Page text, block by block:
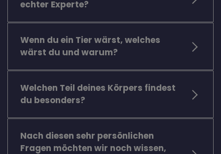
echter Experte?
Wenn du ein Tier wärst, welches
wärst du und warum?
Welchen Teil deines Körpers findest
du besonders?
Nach diesen sehr persönlichen
Fragen möchten wir noch wissen,